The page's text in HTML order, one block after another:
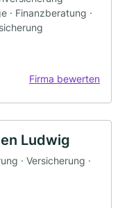
· Finanzberatung ·
Firma bewerten
Ludwig
· Versicherung ·